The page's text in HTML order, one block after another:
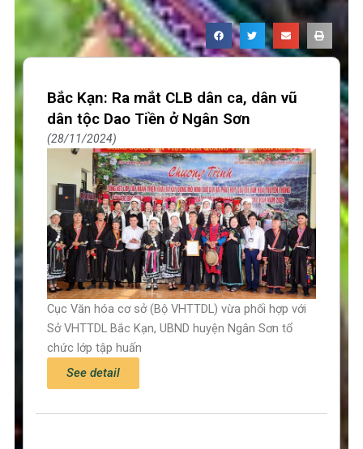
Bắc Kạn: Ra mắt CLB dân ca, dân vũ
dân tộc Dao Tiền ở Ngân Sơn
28/11/2024
Cục Văn hóa cơ sở (Bộ VHTTDL) vừa phối hợp với
Sở VHTTDL Bắc Kạn, UBND huyện Ngân Sơn tổ
chức lớp tập huấn
See detail